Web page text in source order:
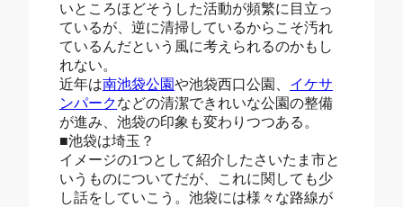
いところほどそうした活動が頻繁に目立っ
ているが、逆に清掃しているからこそ汚れ
ているんだという風に考えられるのかもし
れない。
近年は南池袋公園や池袋西口公園、 イケサ
ンパークなどの清潔できれいな公園の整備
が進み、池袋の印象も変わりつつある。
■池袋は埼玉？
イメージの1つとして紹介したさいたま市と
いうものについてだが、これに関しても少
し話をしていこう。池袋には様々な路線が